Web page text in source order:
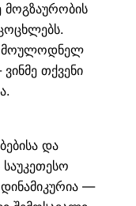
მოულოდნელ
თქვენი
და
—